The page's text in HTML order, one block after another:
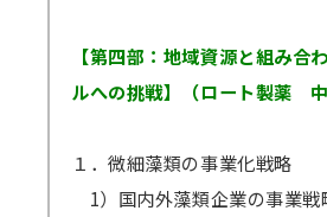
【第四部：地域資源と組み合
ルへの挑戦】（ロート製薬 中
１．微細藻類の事業化戦略
1）国内外藻類企業の事業戦